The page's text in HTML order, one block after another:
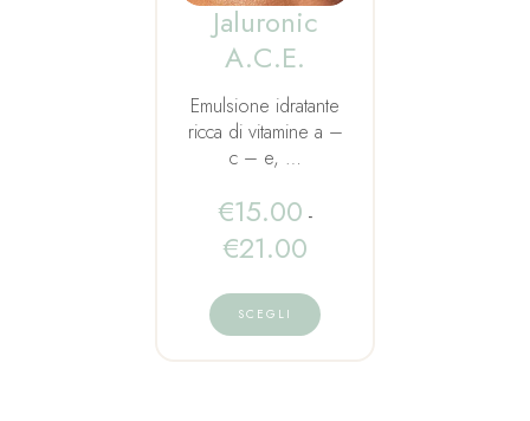
Jaluronic
A.C.E.
Emulsione idratante
ricca di vitamine a –
c – e, …
€15.00 -
€21.00
SCEGLI